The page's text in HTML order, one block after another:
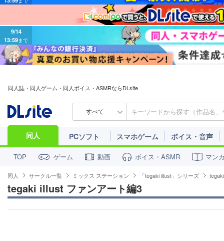
9/14
13:59まで
同人誌・同人ゲーム・同人ボイス・ASMRならDLsite
すべて
同人 PCソフト スマホゲーム ボイス・音声
TOP ゲーム 動画 ボイス・ASMR マン
同人 サークル一覧 ミックス ステーション 「tegaki illust」シリーズ
tegaki illust ファンアート編3